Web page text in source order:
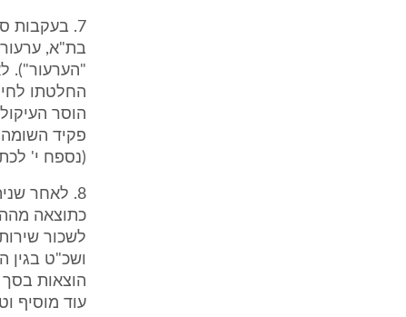
7. בעקבות
"הערעור").
הוסר
(נספח י'
8. לאחר
כתוצאה
עוד מוסיף